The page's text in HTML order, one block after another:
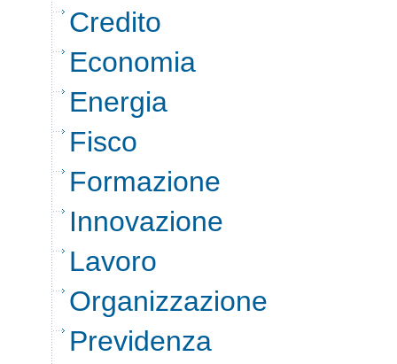
Credito
Economia
Energia
Fisco
Formazione
Innovazione
Lavoro
Organizzazione
Previdenza